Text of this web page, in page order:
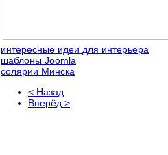
интересные идеи для интерьера
шаблоны Joomla
солярии Минска
< Назад
Вперёд >